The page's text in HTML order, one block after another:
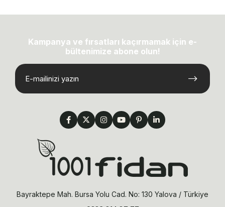
Kampanya ve fırsatları kaçırmamak için e-
bültenimize abone olun!
Bayraktepe Mah. Bursa Yolu Cad. No: 130 Yalova / Türkiye